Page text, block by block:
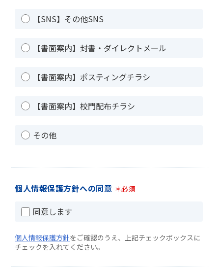
【SNS】その他SNS
【書面案内】封書・ダイレクトメール
【書面案内】ポスティングチラシ
【書面案内】校門配布チラシ
その他
個人情報保護方針への同意 ＊必須
同意します
個人情報保護方針をご確認のうえ、上記チェックボックスに
チェックを入れてください。